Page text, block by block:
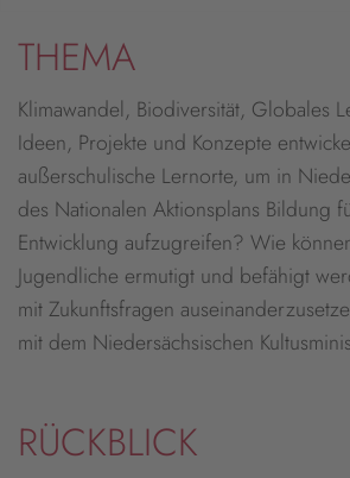
THEMA
Klimawandel, Biodiversität, Globales
Ideen, Projekte und Konzepte
außerschulische Lernorte, um in
des Nationalen Aktionsplans Bildung
Entwicklung aufzugreifen? Wie
Jugendliche ermutigt und befähigt
mit Zukunftsfragen
mit dem Niedersächsischen
RÜCKBLICK